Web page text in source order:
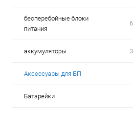
бесперебойные блоки
питания
аккумуляторы
Аксессуары для БП
Батарейки